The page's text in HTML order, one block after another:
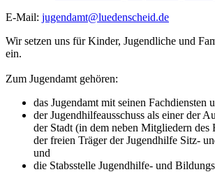
E-Mail: jugendamt@luedenscheid.de
Wir setzen uns für Kinder, Jugendliche und
ein.
Zum Jugendamt gehören:
das Jugendamt mit seinen Fachdiensten
der Jugendhilfeausschuss als einer der
der Stadt (in dem neben Mitgliedern des
der freien Träger der Jugendhilfe Sitz-
und
die Stabsstelle Jugendhilfe- und